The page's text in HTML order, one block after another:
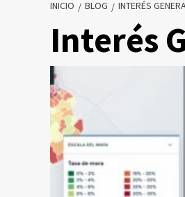
INICIO BLOG INTERÉS
Interés